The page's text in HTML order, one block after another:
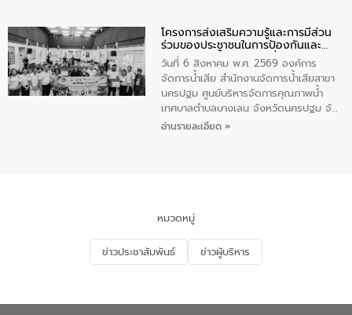
ประชาชน ตัวแทนจากโรงแรมต่างๆ ในเขต
เทศบาลตำบลราไวย์ ศูนย์บริหารจัดการ
คุณภาพน้ำเทศบาลตำบลราไวย์ นำโดยนาย
น้อย แก้วเศษ ผู้จัดการสำนักงานจัดการน้ำ
เสียสาขาภูเก็ต พร้อมด้วยเจ้าหน้าที่ จำนวน
5 คน ร่วมทำกิจกรรม ทำความสะอาด
ชายหาดและแหล่งท่องเที่ยว ณ บริเวณ
โครงการส่งเสริมความรู้และการมีส่วน
ร่วมของประชาชนในการป้องกันและ
แก้ไขปัญหาน้ำเสียอย่างยั่งยืน
วันที่ 6 สิงหาคม พ.ศ. 2569 องค์การ
จัดการน้ำเสีย สำนักงานจัดการน้ำเสียสาขา
นครปฐม ศูนย์บริหารจัดการคุณภาพน้ำ
เทศบาลตำบลบางเลน จังหวัดนครปฐม จัด
กิจกรรมภายใต้โครงการส่งเสริมความรู้และ
จัดการน้ำเสียและสร้างจิตสำนึกในการ
อนุรักษ์สิ่งแวดล้อม ในหัวข้อ “น้ำเสียชุมชน
และการบำบัดน้ำเสียเบื้องต้น” โดยให้ความรู้
เกี่ยวกับสาเหตุและผลกระทบของน้ำเสีย
ณ เทศบาลตำบลบางเลน จังหวัดนครปฐม
อ่านรายละเอียด »
หมวดหมู่
ข่าวประชาสัมพันธ์ ข่าวผู้บริหาร